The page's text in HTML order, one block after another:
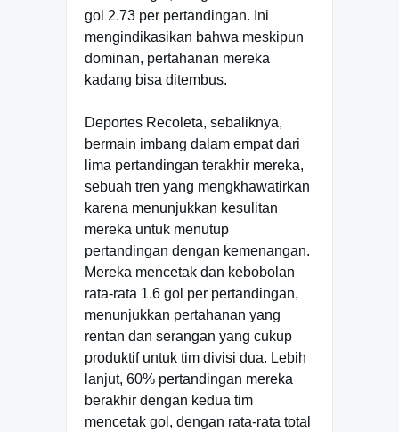
gol 2.73 per pertandingan. Ini
mengindikasikan bahwa meskipun
dominan, pertahanan mereka
kadang bisa ditembus.
Deportes Recoleta, sebaliknya,
bermain imbang dalam empat dari
lima pertandingan terakhir mereka,
sebuah tren yang mengkhawatirkan
karena menunjukkan kesulitan
mereka untuk menutup
pertandingan dengan kemenangan.
Mereka mencetak dan kebobolan
rata-rata 1.6 gol per pertandingan,
menunjukkan pertahanan yang
rentan dan serangan yang cukup
produktif untuk tim divisi dua. Lebih
lanjut, 60% pertandingan mereka
berakhir dengan kedua tim
mencetak gol, dengan rata-rata total